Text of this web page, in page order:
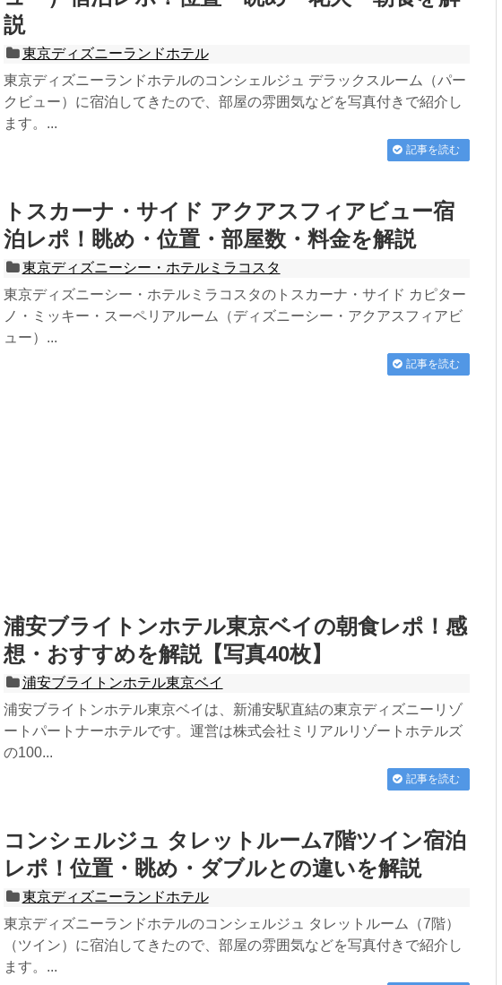
説
東京ディズニーランドホテル
東京ディズニーランドホテルのコンシェルジュ デラックスルーム（パー
クビュー）に宿泊してきたので、部屋の雰囲気などを写真付きで紹介し
ます。...
記事を読む
トスカーナ・サイド アクアスフィアビュー宿
泊レポ！眺め・位置・部屋数・料金を解説
東京ディズニーシー・ホテルミラコスタ
東京ディズニーシー・ホテルミラコスタのトスカーナ・サイド カピター
ノ・ミッキー・スーペリアルーム（ディズニーシー・アクアスフィアビ
ュー）...
記事を読む
浦安ブライトンホテル東京ベイの朝食レポ！感
想・おすすめを解説【写真40枚】
浦安ブライトンホテル東京ベイ
浦安ブライトンホテル東京ベイは、新浦安駅直結の東京ディズニーリゾ
ートパートナーホテルです。運営は株式会社ミリアルリゾートホテルズ
の100...
記事を読む
コンシェルジュ タレットルーム7階ツイン宿泊
レポ！位置・眺め・ダブルとの違いを解説
東京ディズニーランドホテル
東京ディズニーランドホテルのコンシェルジュ タレットルーム（7階）
（ツイン）に宿泊してきたので、部屋の雰囲気などを写真付きで紹介し
ます。...